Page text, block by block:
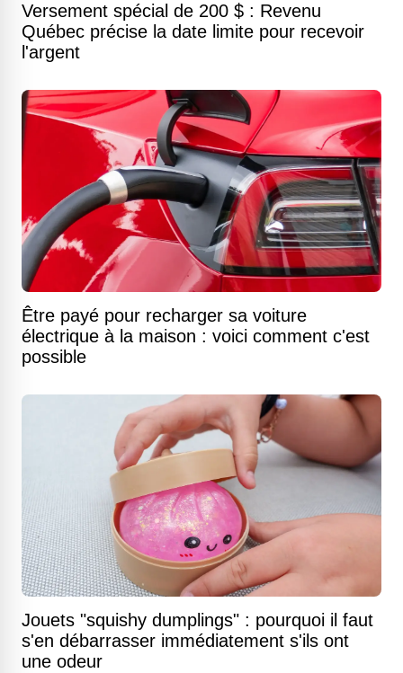
Versement spécial de 200 $ : Revenu
Québec précise la date limite pour recevoir
l'argent
Être payé pour recharger sa voiture
électrique à la maison : voici comment c'est
possible
Jouets "squishy dumplings" : pourquoi il faut
s'en débarrasser immédiatement s'ils ont
une odeur